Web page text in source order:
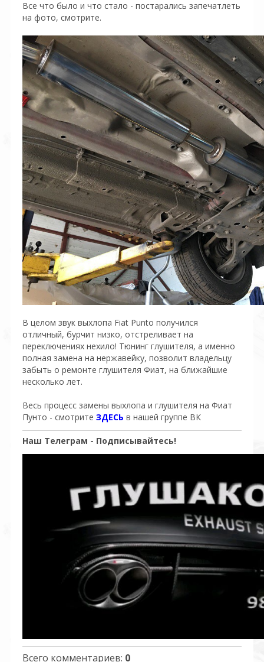
Все что было и что стало - постарались запечатлеть
на фото, смотрите.
В целом звук выхлопа Fiat Punto получился
отличный, бурчит низко, отстреливает на
переключениях нехило! Тюнинг глушителя, а именно
полная замена на нержавейку, позволит владельцу
забыть о ремонте глушителя Фиат, на ближайшие
несколько лет.
Весь процесс замены выхлопа и глушителя на Фиат
Пунто - смотрите ЗДЕСЬ в нашей группе ВК
Наш Телеграм - Подписывайтесь!
Всего комментариев: 0